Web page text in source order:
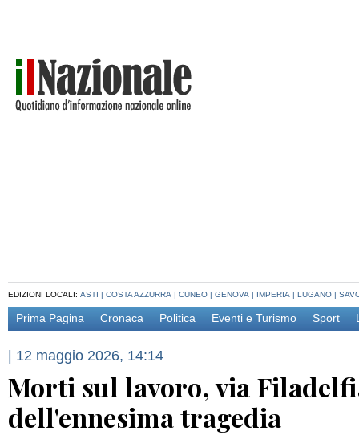
EDIZIONI LOCALI: ASTI | COSTA AZZURRA | CUNEO | GENOVA | IMPERIA | LUGANO |
Prima Pagina Cronaca Politica Eventi e Turismo Sport
| 12 maggio 2026, 14:14
Morti sul lavoro, via
dell'ennesima tragedia